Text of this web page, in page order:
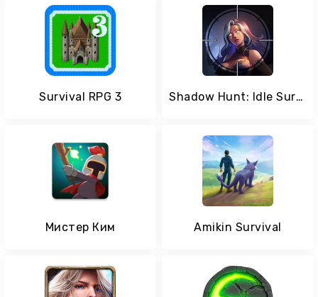
Survival RPG 3 Shadow Hunt: Idle Survival RPG
Мистер Ким Amikin Survival